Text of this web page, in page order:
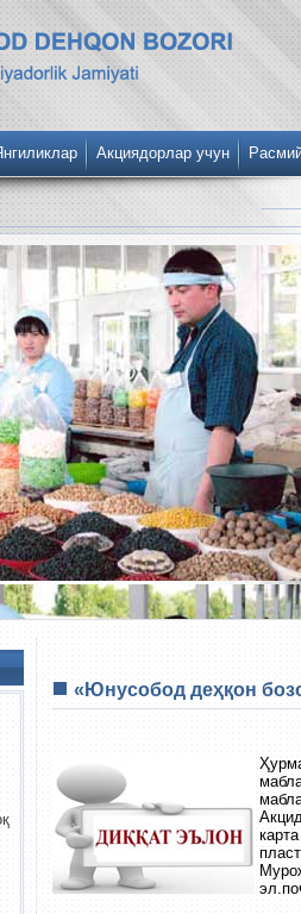
Акциядорлар учун
«Юнусобод деҳқон